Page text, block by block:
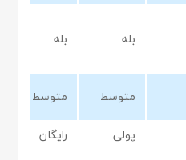
بله بله
متوسط متوسط
پولی رایگان